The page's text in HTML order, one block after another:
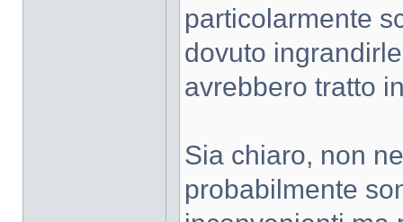
particolarmente
dovuto
avrebbero tratto
Sia chiaro, non
probabilmente